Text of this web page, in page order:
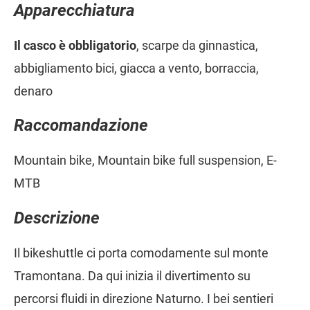
Apparecchiatura
Il casco è obbligatorio, scarpe da ginnastica,
abbigliamento bici, giacca a vento, borraccia,
denaro
Raccomandazione
Mountain bike, Mountain bike full suspension, E-
MTB
Descrizione
Il bikeshuttle ci porta comodamente sul monte
Tramontana. Da qui inizia il divertimento su
percorsi fluidi in direzione Naturno. I bei sentieri